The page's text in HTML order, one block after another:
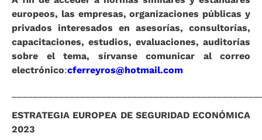
europeos, las empresas, organizaciones públicas y
privados interesados en asesorías, consultorías,
capacitaciones, estudios, evaluaciones, auditorías
sobre el tema, sírvanse comunicar al correo
electrónico:cferreyros@hotmail.com
ESTRATEGIA EUROPEA DE SEGURIDAD ECONÓMICA
2023